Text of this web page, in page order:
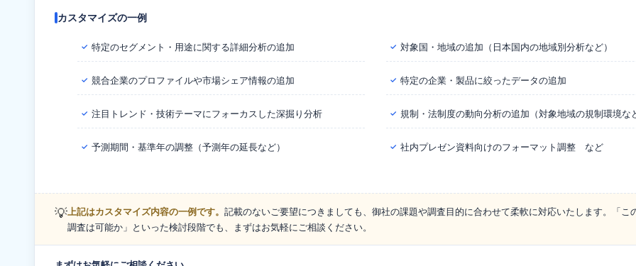
カスタマイズの一例
✓ 特定のセグメント・用途に関する詳細分析の追加 ✓ 対象国・地域の追加（日本国内の地域別分析など）
✓ 競合企業のプロファイルや市場シェア情報の追加 ✓ 特定の企業・製品に絞ったデータの追加
✓ 注目トレンド・技術テーマにフォーカスした深掘り分析 ✓ 規制・法制度の動向分析の追加（対象地域の規制環境な
✓ 予測期間・基準年の調整（予測年の延長など） ✓ 社内プレゼン資料向けのフォーマット調整 など
💡 上記はカスタマイズ内容の一例です。 記載のないご要望につきましても、御社の課題や調査目的に合わせて柔軟に対応いたします。「こ
調査は可能か」といった検討段階でも、まずはお気軽にご相談ください。